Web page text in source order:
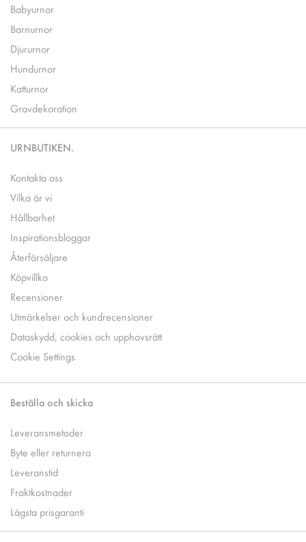
Babyurnor
Barnurnor
Djururnor
Hundurnor
Katturnor
Gravdekoration
URNBUTIKEN.
Kontakta oss
Vilka är vi
Hållbarhet
Inspirationsbloggar
Återförsäljare
Köpvillko
Recensioner
Utmärkelser och kundrecensioner
Dataskydd, cookies och upphovsrätt
Cookie Settings
Beställa och skicka
Leveransmetoder
Byte eller returnera
Leveranstid
Fraktkostnader
Lägsta prisgaranti